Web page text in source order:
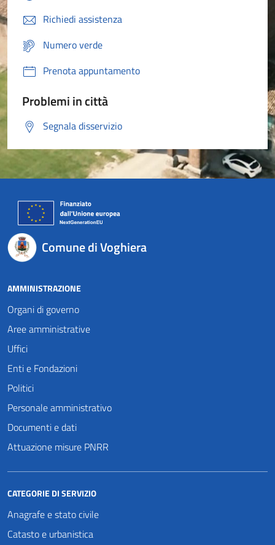
Richiedi assistenza
Numero verde
Prenota appuntamento
Problemi in città
Segnala disservizio
Comune di Voghiera
AMMINISTRAZIONE
Organi di governo
Aree amministrative
Uffici
Enti e Fondazioni
Politici
Personale amministrativo
Documenti e dati
Attuazione misure PNRR
CATEGORIE DI SERVIZIO
Anagrafe e stato civile
Catasto e urbanistica